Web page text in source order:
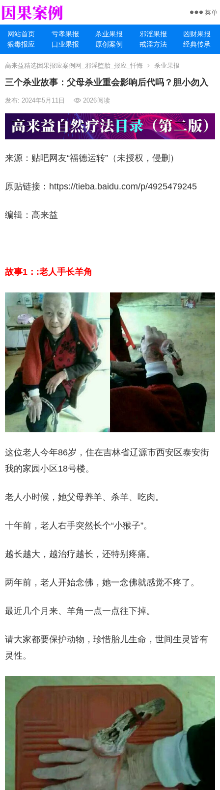
网站首页 亏孝果报 杀业果报 邪淫果报
凶财果报
狠毒报应
口业果报 原创案例 戒淫方法 经典传承
菜单
高来益精选因果报应案例网_邪淫堕胎_报应_忏悔 杀业果报
三个杀业故事：父母杀业重会影响后代吗？胆小勿入
发布: 2024年5月11日 2026阅读
来源：贴吧网友“福德运转”（未授权，侵删）
原贴链接：https://tieba.baidu.com/p/4925479245
编辑：高来益
故事1：:老人手长羊角
这位老人今年86岁，住在吉林省辽源市西安区泰安街
我的家园小区18号楼。
老人小时候，她父母养羊、杀羊、吃肉。
十年前，老人右手突然长个“小猴子”。
越长越大，越治疗越长，还特别疼痛。
两年前，老人开始念佛，她一念佛就感觉不疼了。
最近几个月来、羊角一点一点往下掉。
请大家都要保护动物，珍惜胎儿生命，世间生灵皆有
灵性。